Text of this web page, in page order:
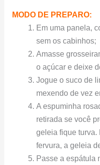
MODO DE PREPARO:
Em uma panela,
sem os cabinhos;
Amasse
o açúcar e deixe
Jogue o suco de
mexendo de vez
A espuminha
retirada se você
geleia fique turva.
fervura, a geleia
Passe a espátula